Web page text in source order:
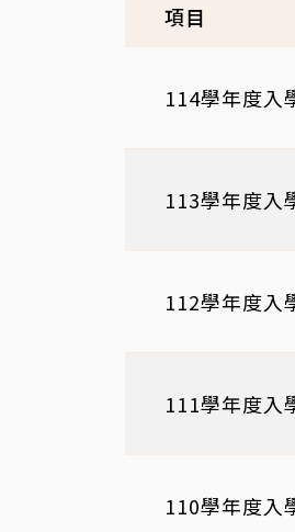
項目
114學年度入
113學年度入
112學年度入
111學年度入
110學年度入